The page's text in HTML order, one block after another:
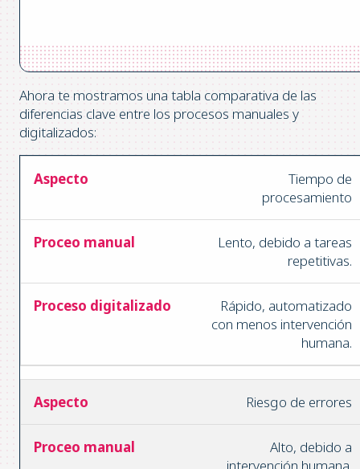
Ahora te mostramos una tabla comparativa de las
diferencias clave entre los procesos manuales y
digitalizados:
Tiempo de
procesamiento
Lento, debido a tareas
repetitivas.
Rápido, automatizado
con menos intervención
humana.
Riesgo de errores
Alto, debido a